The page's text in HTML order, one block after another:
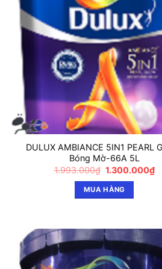
DULUX AMBIANCE 5IN1 PEARL
Bóng Mờ-66A 5L
1.993.000₫ Giá
là:
1.993.000₫.
1.300.000₫Giá
MUA HÀNG